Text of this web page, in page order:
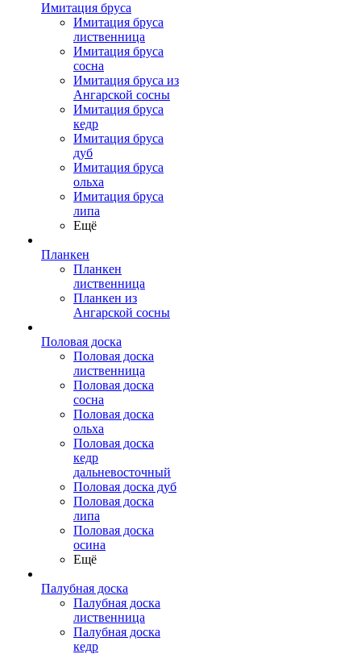
Имитация бруса
Имитация бруса
лиственница
Имитация бруса
сосна
Имитация бруса из
Ангарской сосны
Имитация бруса
кедр
Имитация бруса
дуб
Имитация бруса
ольха
Имитация бруса
липа
Ещё
Планкен
Планкен
лиственница
Планкен из
Ангарской сосны
Половая доска
Половая доска
лиственница
Половая доска
сосна
Половая доска
ольха
Половая доска
кедр
дальневосточный
Половая доска дуб
Половая доска
липа
Половая доска
осина
Ещё
Палубная доска
Палубная доска
лиственница
Палубная доска
кедр